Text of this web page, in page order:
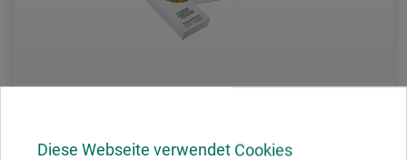
Diese Webseite verwendet Cookies
boesner – Metallic Aquarell